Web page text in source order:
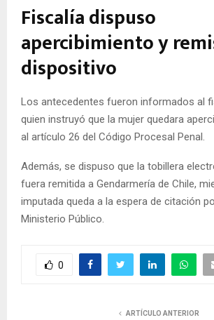
Fiscalía dispuso
apercibimiento y
dispositivo
Los antecedentes fueron informados al
quien instruyó que la mujer quedara
al artículo 26 del Código Procesal Penal.
Además, se dispuso que la tobillera
fuera remitida a Gendarmería de Chile,
imputada queda a la espera de citación
Ministerio Público.
0
ARTÍCULO ANTERIOR